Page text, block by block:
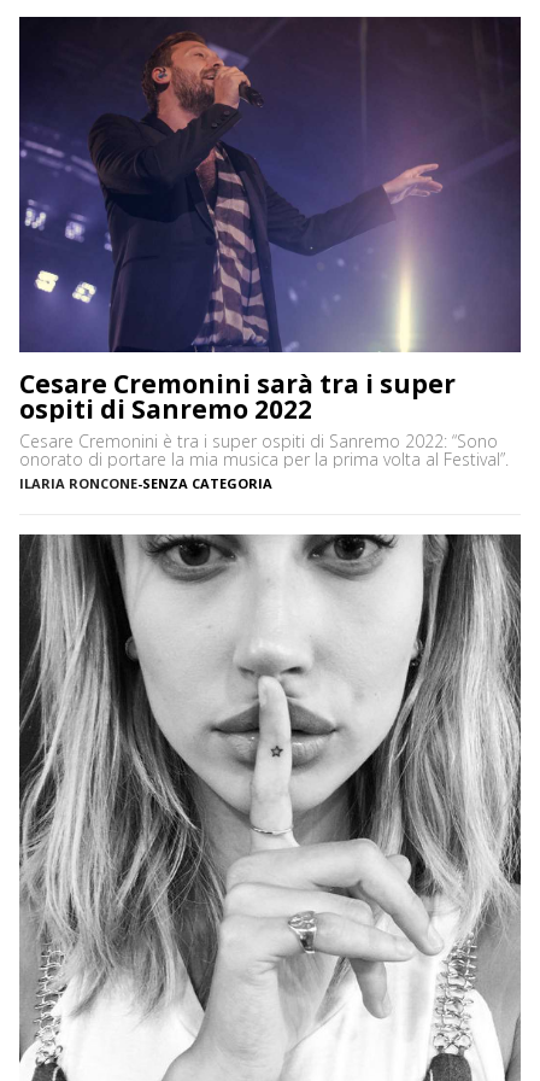
Cesare Cremonini sarà tra i super
ospiti di Sanremo 2022
Cesare Cremonini è tra i super ospiti di Sanremo 2022: “Sono
onorato di portare la mia musica per la prima volta al Festival”.
ILARIA RONCONE-SENZA CATEGORIA